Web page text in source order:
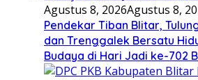
Agustus 8, 2026Agustus 8,
Pendekar Tiban Blitar,
dan Trenggalek Bersatu
Budaya di Hari Jadi ke-702